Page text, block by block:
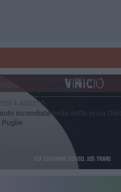
alla spiaggia Bi-Marmi: un
31 LUGLIO
previste alcune modifiche
nei prossimi giorni
4 AGOSTO
incendiate nella notte in via Dieta
Puglie